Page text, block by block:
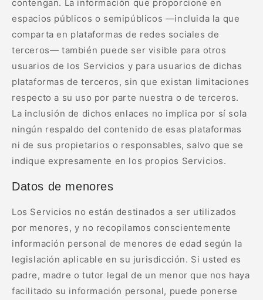
contengan. La información que proporcione en
espacios públicos o semipúblicos —incluida la que
comparta en plataformas de redes sociales de
terceros— también puede ser visible para otros
usuarios de los Servicios y para usuarios de dichas
plataformas de terceros, sin que existan limitaciones
respecto a su uso por parte nuestra o de terceros.
La inclusión de dichos enlaces no implica por sí sola
ningún respaldo del contenido de esas plataformas
ni de sus propietarios o responsables, salvo que se
indique expresamente en los propios Servicios.
Datos de menores
Los Servicios no están destinados a ser utilizados
por menores, y no recopilamos conscientemente
información personal de menores de edad según la
legislación aplicable en su jurisdicción. Si usted es
padre, madre o tutor legal de un menor que nos haya
facilitado su información personal, puede ponerse